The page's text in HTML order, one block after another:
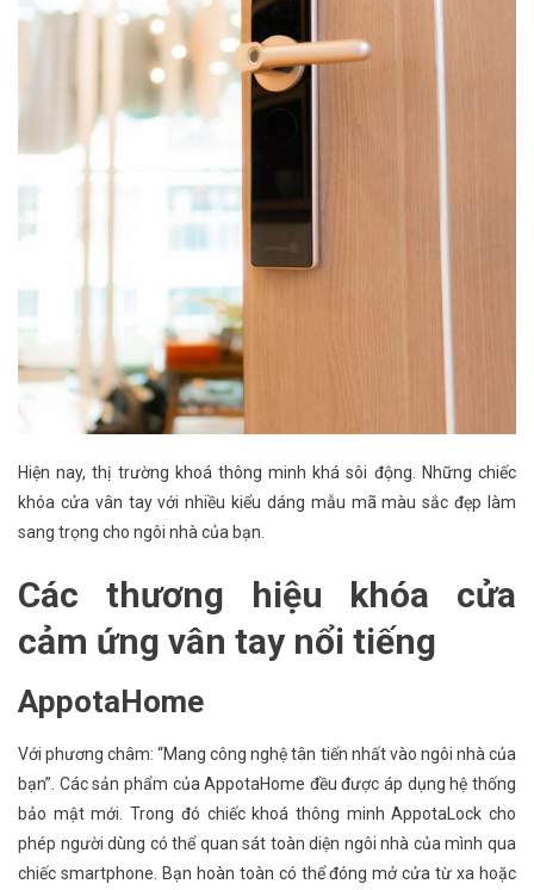
Hiện nay, thị trường khoá thông minh khá sôi động. Những chiếc
khóa cửa vân tay với nhiều kiểu dáng mẫu mã màu sắc đẹp làm
sang trọng cho ngôi nhà của bạn.
Các thương hiệu khóa cửa
cảm ứng vân tay nổi tiếng
AppotaHome
Với phương châm: “Mang công nghệ tân tiến nhất vào ngôi nhà của
bạn”. Các sản phẩm của AppotaHome đều được áp dụng hệ thống
bảo mật mới. Trong đó chiếc khoá thông minh AppotaLock cho
phép người dùng có thể quan sát toàn diện ngôi nhà của mình qua
chiếc smartphone. Bạn hoàn toàn có thể đóng mở cửa từ xa hoặc